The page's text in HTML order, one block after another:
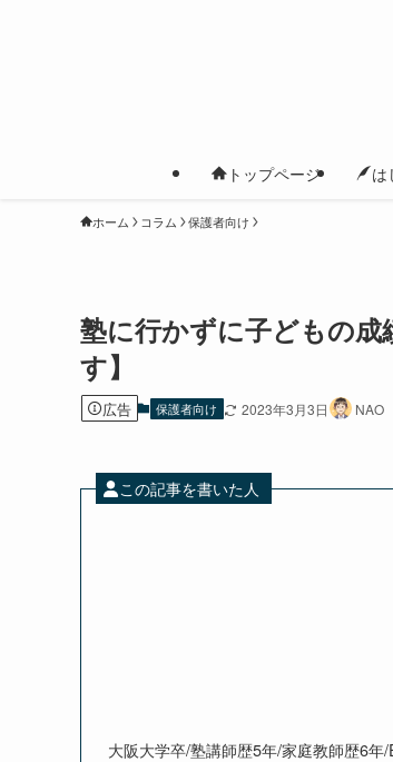
トップページ は
ホーム コラム 保護者向け
塾に行かずに子どもの
す】
広告 保護者向け 2023年3月3日 NAO
この記事を書いた人
大阪大学卒/塾講師歴5年/家庭教師歴6